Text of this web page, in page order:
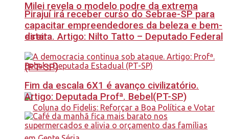
Milei revela o modelo podre da extrema
direita. Artigo: Nilto Tatto – Deputado Federal
(PT-SP)
Pirajuí irá receber curso do Sebrae-SP para
capacitar empreendedores da beleza e bem-
estar
Fim da escala 6X1 é avanço civilizatório.
Artigo: Deputada Profª. Bebel(PT-SP)